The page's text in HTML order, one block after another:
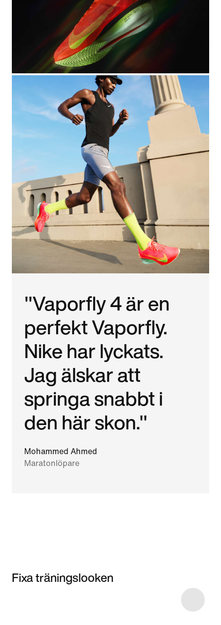
"Vaporfly 4 är en
perfekt Vaporfly.
Nike har lyckats.
Jag älskar att
springa snabbt i
den här skon."
Mohammed Ahmed
Maratonlöpare
Fixa träningslooken